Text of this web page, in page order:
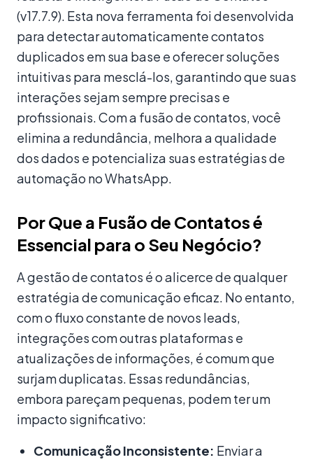
(v17.7.9). Esta nova ferramenta foi desenvolvida
para detectar automaticamente contatos
duplicados em sua base e oferecer soluções
intuitivas para mesclá-los, garantindo que suas
interações sejam sempre precisas e
profissionais. Com a fusão de contatos, você
elimina a redundância, melhora a qualidade
dos dados e potencializa suas estratégias de
automação no WhatsApp.
Por Que a Fusão de Contatos é
Essencial para o Seu Negócio?
A gestão de contatos é o alicerce de qualquer
estratégia de comunicação eficaz. No entanto,
com o fluxo constante de novos leads,
integrações com outras plataformas e
atualizações de informações, é comum que
surjam duplicatas. Essas redundâncias,
embora pareçam pequenas, podem ter um
impacto significativo:
Comunicação Inconsistente: Enviar a